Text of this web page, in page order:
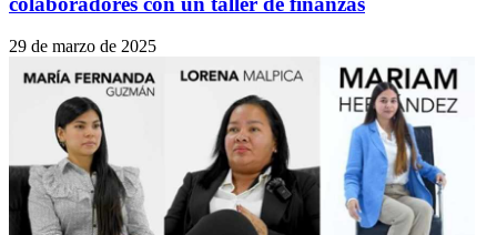
29 de marzo de 2025